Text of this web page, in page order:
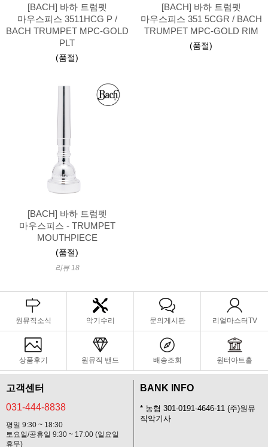
[BACH] 바하 트럼펫
마우스피스 3511HCG P /
BACH TRUMPET MPC-GOLD
PLT
(품절)
[BACH] 바하 트럼펫
마우스피스 351 5CGR / BACH
TRUMPET MPC-GOLD RIM
(품절)
[BACH] 바하 트럼펫
마우스피스 - TRUMPET
MOUTHPIECE
(품절)
리뷰 18
원뮤직소식 악기수리 문의게시판 리얼마스터TV
상품후기 원뮤직 밴드 배송조회 원터아트홀
고객센터
031-444-8838
평일 9:30 ~ 18:30
토요일/공휴일 9:30 ~ 17:00 (일요일
휴무)
BANK INFO
* 농협 301-0191-4646-11 (주)원뮤
직악기사